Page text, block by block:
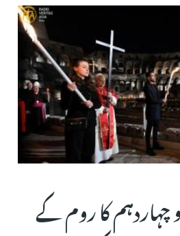
چہاردہم کا روم کے